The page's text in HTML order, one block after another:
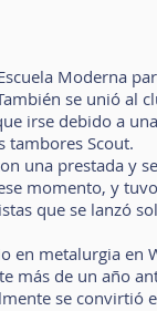
Moderna
se unió al
irse debido a
tambores Scout.
una prestada y
momento, y
que se lanzó
metalurgia en
más de un año
se convirtió